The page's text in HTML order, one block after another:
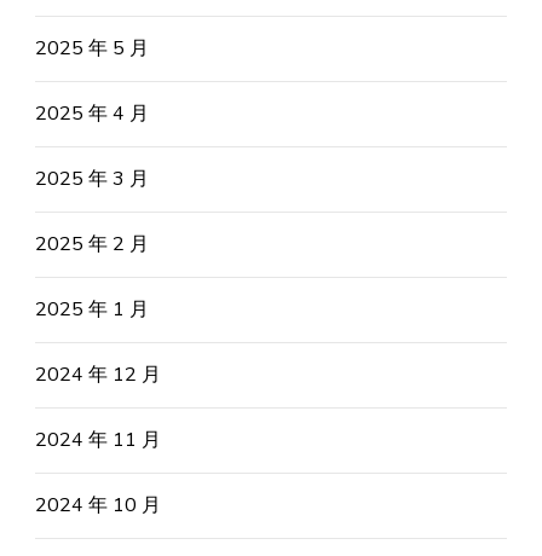
2025 年 5 月
2025 年 4 月
2025 年 3 月
2025 年 2 月
2025 年 1 月
2024 年 12 月
2024 年 11 月
2024 年 10 月